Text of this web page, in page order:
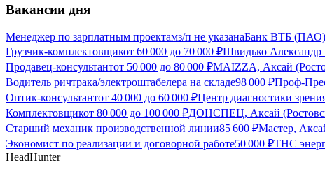
Вакансии дня
Менеджер по зарплатным проектамз/п не указанаБанк ВТБ
Грузчик-комплектовщикот 60 000 до 70 000 ₽Швидько Александр
Продавец-консультантот 50 000 до 80 000 ₽MAIZZA, Аксай
Водитель ричтрака/электроштабелера на складе98 000 ₽Проф-
Оптик-консультантот 40 000 до 60 000 ₽Центр диагностики
Комплектовщикот 80 000 до 100 000 ₽ДОНСПЕЦ, Аксай
Старший механик производственной линии85 600 ₽Мастер,
Экономист по реализации и договорной работе50 000 ₽ТНС
HeadHunter